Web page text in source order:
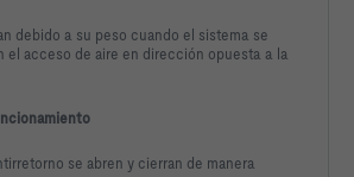
debido a su peso cuando el sistema se
el acceso de aire en dirección opuesta a la
se abren y cierran de manera